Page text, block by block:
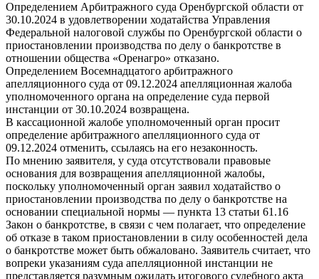
Определением Арбитражного суда Оренбургской области от
30.10.2024 в удовлетворении ходатайства Управления
Федеральной налоговой службы по Оренбургской области о
приостановлении производства по делу о банкротстве в
отношении общества «Оренагро» отказано.
Определением Восемнадцатого арбитражного
апелляционного суда от 09.12.2024 апелляционная жалоба
уполномоченного органа на определение суда первой
инстанции от 30.10.2024 возвращена.
В кассационной жалобе уполномоченный орган просит
определение арбитражного апелляционного суда от
09.12.2024 отменить, ссылаясь на его незаконность.
По мнению заявителя, у суда отсутствовали правовые
основания для возвращения апелляционной жалобы,
поскольку уполномоченный орган заявил ходатайство о
приостановлении производства по делу о банкротстве на
основании специальной нормы — пункта 13 статьи 61.16
Закон о банкротстве, в связи с чем полагает, что определение
об отказе в таком приостановлении в силу особенностей дела
о банкротстве может быть обжаловано. Заявитель считает, что
вопреки указаниям суда апелляционной инстанции не
представляется разумным ожидать итогового судебного акта